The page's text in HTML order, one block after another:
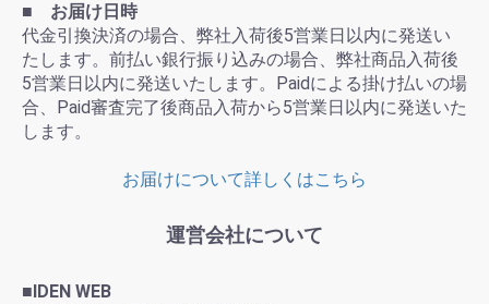
■ お届け日時
代金引換決済の場合、弊社入荷後5営業日以内に発送い
たします。前払い銀行振り込みの場合、弊社商品入荷後
5営業日以内に発送いたします。Paidによる掛け払いの場
合、Paid審査完了後商品入荷から5営業日以内に発送いた
します。
お届けについて詳しくはこちら
運営会社について
■IDEN WEB